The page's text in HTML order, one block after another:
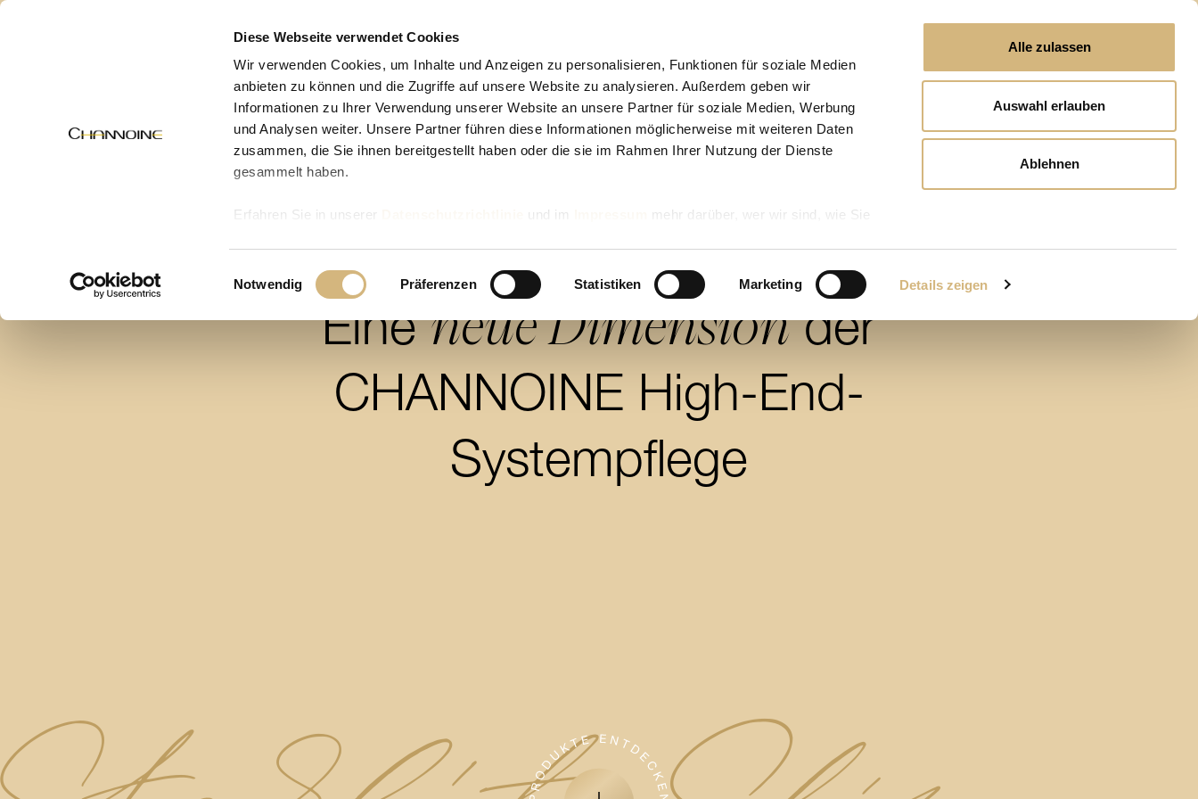
Diese Webseite verwendet Cookies
Wir verwenden Cookies, um Inhalte und Anzeigen zu personalisieren, Funktionen für soziale Medien
anbieten zu können und die Zugriffe auf unsere Website zu analysieren. Außerdem geben wir
Informationen zu Ihrer Verwendung unserer Website an unsere Partner für soziale Medien, Werbung
und Analysen weiter. Unsere Partner führen diese Informationen möglicherweise mit weiteren Daten
zusammen, die Sie ihnen bereitgestellt haben oder die sie im Rahmen Ihrer Nutzung der Dienste
gesammelt haben.
Erfahren Sie in unserer und im
mehr darüber, wer wir sind, wie Sie
Einwilligungsauswahl
Notwendig Präferenzen Statistiken Marketing Details zeigen
Alle zulassen
Auswahl erlauben
Ablehnen
Eineneue Dimensionder
CHANNOINE High-End-
Systempflege